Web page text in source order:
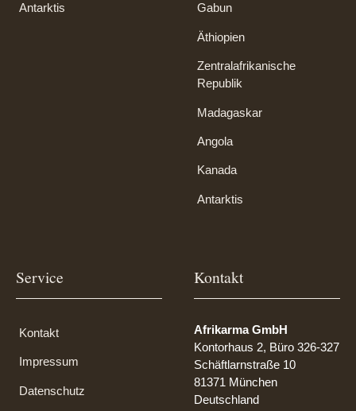
Antarktis Gabun
Äthiopien
Zentralafrikanische
Republik
Madagaskar
Angola
Kanada
Antarktis
Service
Kontakt
Impressum
Datenschutz
Kontakt
Afrikarma GmbH
Kontorhaus 2, Büro 326-327
Schäftlarnstraße 10
81371 München
Deutschland